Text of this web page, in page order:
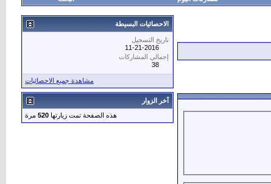
الاحصائيات البسيطة
تاريخ التسجيل
11-21-2016
إجمالي المشاركات
38
مشاهدة جميع الاحصائيات
آخر الزوار
هذه الصفحة تمت زيارتها 520 مرة